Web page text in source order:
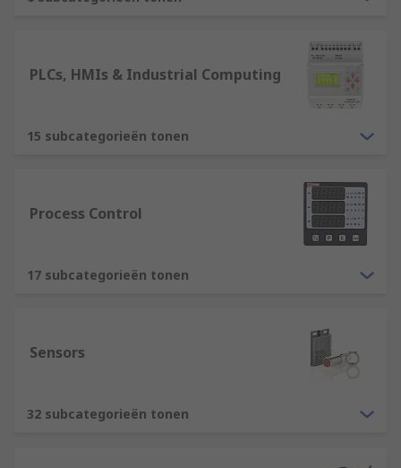
PLCs, HMIs & Industrial Computing
15 subcategorieën tonen
Process Control
17 subcategorieën tonen
Sensors
32 subcategorieën tonen